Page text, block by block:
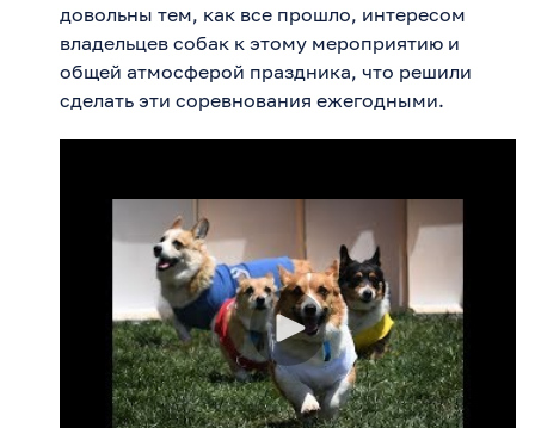
довольны тем, как все прошло, интересом
владельцев собак к этому мероприятию и
общей атмосферой праздника, что решили
сделать эти соревнования ежегодными.